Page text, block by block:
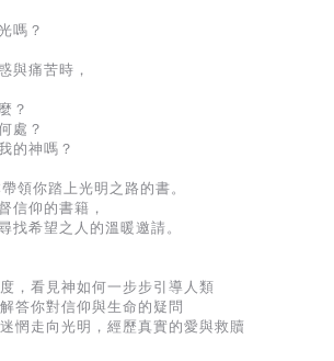
嗎？
與痛苦時，
？
處？
的神嗎？
領你踏上光明之路的書。
信仰的書籍，
找希望之人的溫暖邀請。
，看見神如何一步步引導人類
答你對信仰與生命的疑問
惘走向光明，經歷真實的愛與救贖